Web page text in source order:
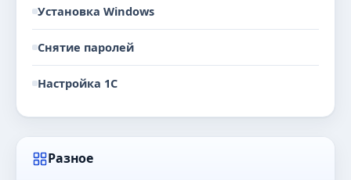
Установка Windows
Снятие паролей
Настройка 1С
Разное